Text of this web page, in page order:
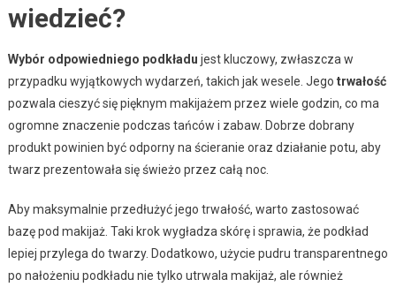
wiedzieć?
Wybór odpowiedniego podkładu jest kluczowy, zwłaszcza w
przypadku wyjątkowych wydarzeń, takich jak wesele. Jego trwałość
pozwala cieszyć się pięknym makijażem przez wiele godzin, co ma
ogromne znaczenie podczas tańców i zabaw. Dobrze dobrany
produkt powinien być odporny na ścieranie oraz działanie potu, aby
twarz prezentowała się świeżo przez całą noc.
Aby maksymalnie przedłużyć jego trwałość, warto zastosować
bazę pod makijaż. Taki krok wygładza skórę i sprawia, że podkład
lepiej przylega do twarzy. Dodatkowo, użycie pudru transparentnego
po nałożeniu podkładu nie tylko utrwala makijaż, ale również